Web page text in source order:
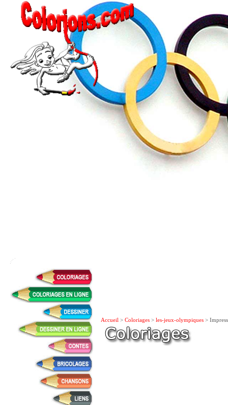
Accueil > Coloriages > les-jeux-olympiques >